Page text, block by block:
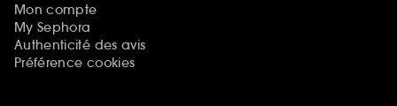
Mon compte
My Sephora
Authenticité des avis
Préférence cookies